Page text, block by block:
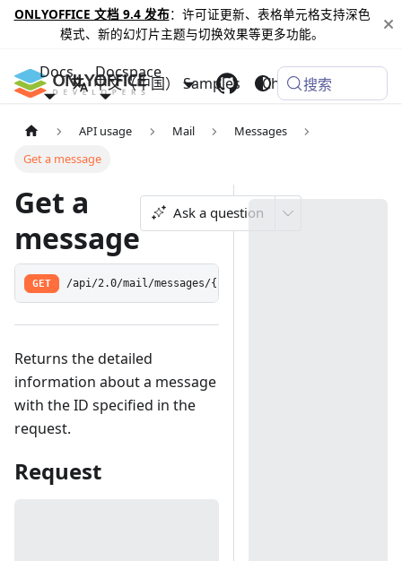
ONLYOFFICE 文档 9.4 发布：许可证更新、表格单元格支持深色
模式、新的幻灯片主题与切换效果等更多功能。
Docs Docspace
Samples Changelog
中文（中国） 搜索
API usage Mail
Messages
Get a message
Get a
message
Ask a question
GET /api/2.0/mail/messages/{id:[0-9]+}
Returns the detailed
information about a message
with the ID specified in the
request.
Request